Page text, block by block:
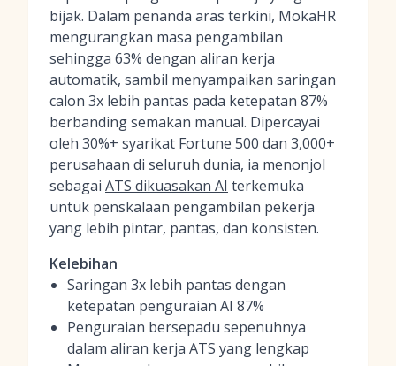
bijak. Dalam penanda aras terkini, MokaHR
mengurangkan masa pengambilan
sehingga 63% dengan aliran kerja
automatik, sambil menyampaikan saringan
calon 3x lebih pantas pada ketepatan 87%
berbanding semakan manual. Dipercayai
oleh 30%+ syarikat Fortune 500 dan 3,000+
perusahaan di seluruh dunia, ia menonjol
sebagai ATS dikuasakan AI terkemuka
untuk penskalaan pengambilan pekerja
yang lebih pintar, pantas, dan konsisten.
Kelebihan
Saringan 3x lebih pantas dengan
ketepatan penguraian AI 87%
Penguraian bersepadu sepenuhnya
dalam aliran kerja ATS yang lengkap